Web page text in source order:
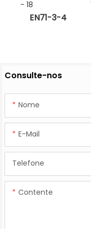
EN71-3-4
Consulte-nos
Nome
E-Mail
Telefone
Contente